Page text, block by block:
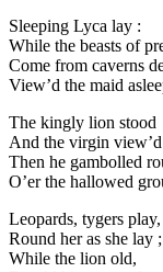
Sleeping Lyca lay :
While the beasts of
Come from caverns
View’d the maid
The kingly lion stood
And the virgin
Then he gambolled
O’er the hallowed
Leopards, tygers play,
Round her as she lay ;
While the lion old,